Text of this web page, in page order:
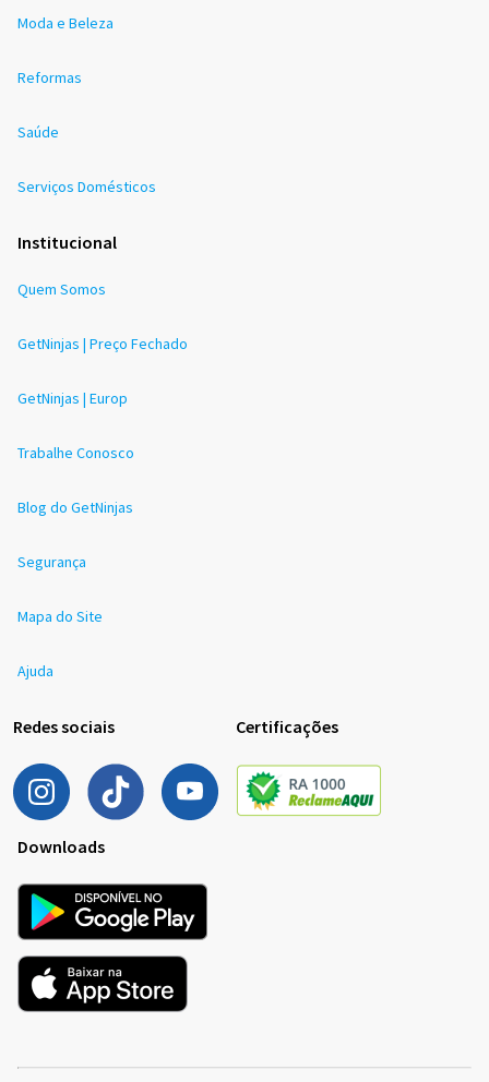
Moda e Beleza
Reformas
Saúde
Serviços Domésticos
Institucional
Quem Somos
GetNinjas | Preço Fechado
GetNinjas | Europ
Trabalhe Conosco
Blog do GetNinjas
Segurança
Mapa do Site
Ajuda
Redes sociais Certificações
Downloads